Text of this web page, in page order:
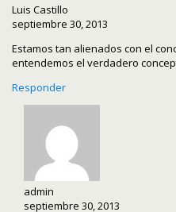
Luis Castillo
septiembre 30, 2013
Estamos tan alienados con el
entendemos el verdadero
Responder
admin
septiembre 30, 2013